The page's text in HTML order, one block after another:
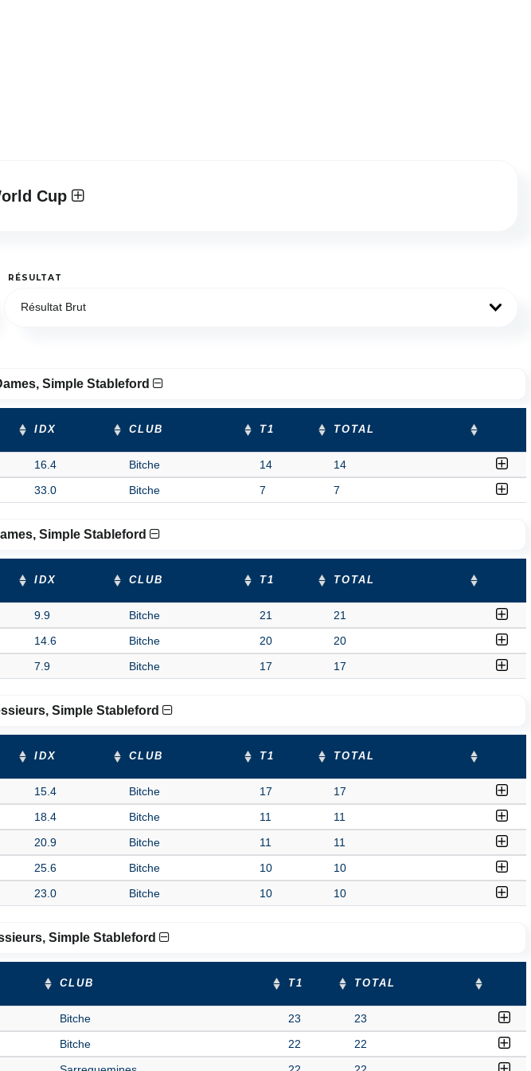
Cup
RÉSULTAT
Résultat Brut
Simple Stableford
IDX CLUB T1 TOTAL
16.4 Bitche 14
14
33.0 Bitche 7 7
Simple Stableford
IDX CLUB T1 TOTAL
9.9 Bitche 21
21
14.6 Bitche 20
20
7.9 Bitche 17 17
Simple Stableford
IDX CLUB T1 TOTAL
15.4 Bitche 17
17
18.4 Bitche 11
11
20.9 Bitche 11
11
25.6 Bitche 10
10
23.0 Bitche 10 10
Simple Stableford
CLUB T1 TOTAL
Bitche 23
23
Bitche 22
22